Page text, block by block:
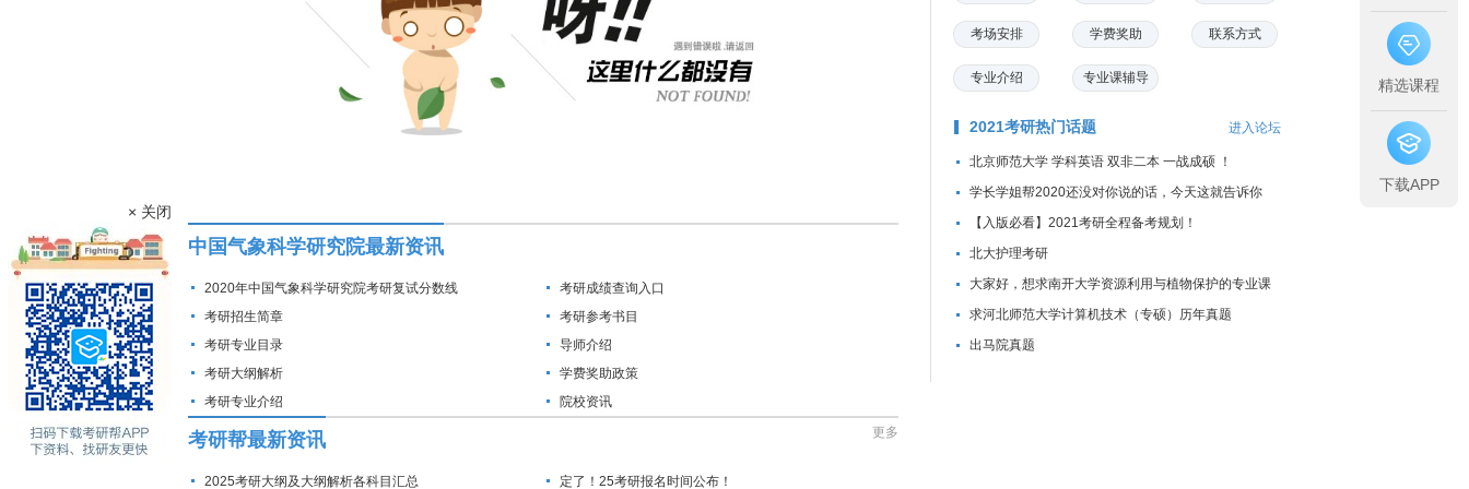
中国气象科学研究院最新资讯
2020年中国气象科学研究院考研复试分数线
考研成绩查询入口
考研招生简章
考研参考书目
考研专业目录
导师介绍
考研大纲解析
学费奖助政策
考研专业介绍
院校资讯
考研帮最新资讯 更多
2025考研大纲及大纲解析各科目汇总 定了！25考研报名时间公布！
考场安排 学费奖助 联系方式
专业介绍 专业课辅导
2021考研热门话题 进入论坛
北京师范大学 学科英语 双非二本 一战成硕 ！
学长学姐帮2020还没对你说的话，今天这就告诉你
【入版必看】2021考研全程备考规划！
北大护理考研
大家好，想求南开大学资源利用与植物保护的专业课
资料...
求河北师范大学计算机技术（专硕）历年真题
出马院真题
× 关闭
精选课程
下载APP